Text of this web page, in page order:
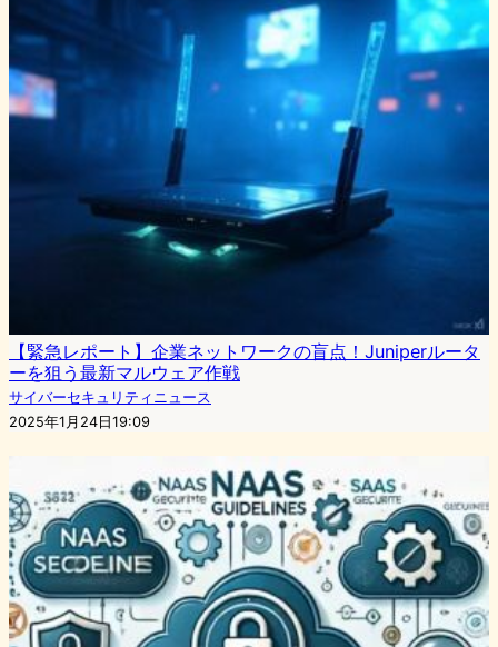
【緊急レポート】企業ネットワークの盲点！Juniperルータ
ーを狙う最新マルウェア作戦
サイバーセキュリティニュース
2025年1月24日19:09